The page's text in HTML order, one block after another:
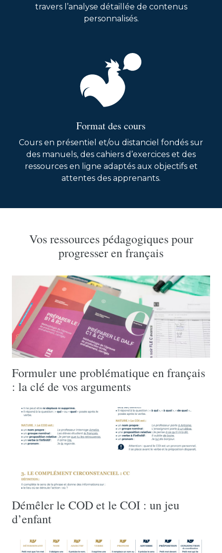
travers l’analyse détaillée de contenus
personnalisés.
Format des cours
Cours en présentiel et/ou distanciel fondés sur
des manuels, des cahiers d’exercices et des
ressources en ligne adaptés aux objectifs et
attentes des apprenants.
Vos ressources pédagogiques pour
progresser en français
Formuler une problématique en français
: la clé de vos arguments
Démêler le COD et le COI : un jeu
d’enfant